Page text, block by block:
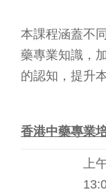
本課程涵蓋不
藥專業知識，
的認知，提升
香港中藥專業
上